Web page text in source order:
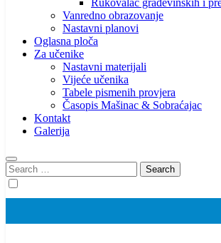
Rukovalac građevinskih i
Vanredno obrazovanje
Nastavni planovi
Oglasna ploča
Za učenike
Nastavni materijali
Vijeće učenika
Tabele pismenih provjera
Časopis Mašinac & Sobraćajac
Kontakt
Galerija
Search
for: